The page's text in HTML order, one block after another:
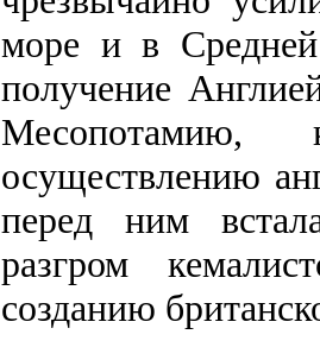
море и в
получение
Месопотамию,
осуществлению
перед ним
разгром
созданию